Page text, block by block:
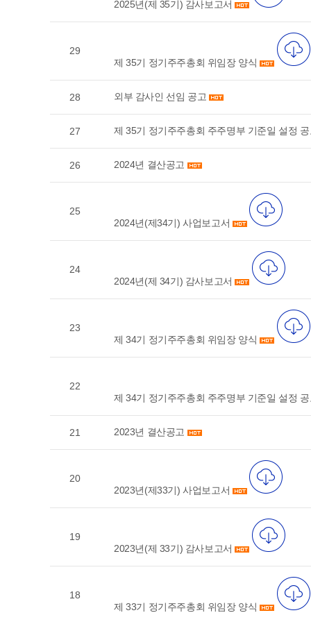
2025년(제 35기) 감사보고서
29
제 35기 정기주주총회 위임장 양식
28 외부 감사인 선임 공고
27 제 35기 정기주주총회 주주명부 기준일 설정
26 2024년 결산공고
25
2024년(제34기) 사업보고서
24
2024년(제 34기) 감사보고서
23
제 34기 정기주주총회 위임장 양식
22
제 34기 정기주주총회 주주명부 기준일 설정
21 2023년 결산공고
20
2023년(제33기) 사업보고서
19
2023년(제 33기) 감사보고서
18
제 33기 정기주주총회 위임장 양식